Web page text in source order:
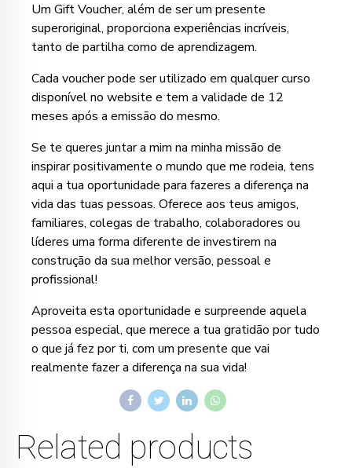
Um Gift Voucher, além de ser um presente
superoriginal, proporciona experiências incríveis,
tanto de partilha como de aprendizagem.
Cada voucher pode ser utilizado em qualquer curso
disponível no website e tem a validade de 12
meses após a emissão do mesmo.
Se te queres juntar a mim na minha missão de
inspirar positivamente o mundo que me rodeia, tens
aqui a tua oportunidade para fazeres a diferença na
vida das tuas pessoas. Oferece aos teus amigos,
familiares, colegas de trabalho, colaboradores ou
líderes uma forma diferente de investirem na
construção da sua melhor versão, pessoal e
profissional!
Aproveita esta oportunidade e surpreende aquela
pessoa especial, que merece a tua gratidão por tudo
o que já fez por ti, com um presente que vai
realmente fazer a diferença na sua vida!
Related products